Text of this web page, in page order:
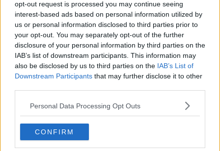
opt-out request is processed you may continue seeing
interest-based ads based on personal information utilized by
us or personal information disclosed to third parties prior to
your opt-out. You may separately opt-out of the further
disclosure of your personal information by third parties on the
IAB’s list of downstream participants. This information may
also be disclosed by us to third parties on the IAB’s List of
Downstream Participants that may further disclose it to other
Personal Data Processing Opt Outs
CONFIRM
stabilizzata, prima della corsa inospedale a bordo
.
Poco dopo, quando il mezzo di soccorso non si era ancora avviato
verso il San Donato, la signora ha ripetuto lo stesso racconto alla
subito gravi conseguenze.
Giulio Cirinei